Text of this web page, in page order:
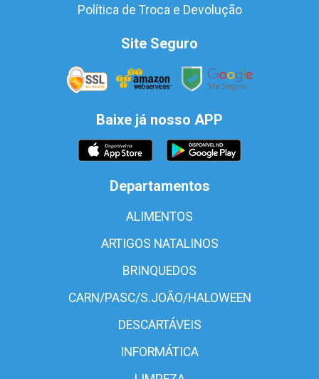
Política de Troca e Devolução
Site Seguro
Baixe já nosso APP
Departamentos
ALIMENTOS
ARTIGOS NATALINOS
BRINQUEDOS
CARN/PASC/S.JOÃO/HALOWEEN
DESCARTÁVEIS
INFORMÁTICA